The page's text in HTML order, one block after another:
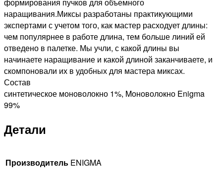
формирования пучков для объемного
наращивания.Миксы разработаны практикующими
экспертами с учетом того, как мастер расходует длины:
чем популярнее в работе длина, тем больше линий ей
отведено в палетке. Мы учли, с какой длины вы
начинаете наращивание и какой длиной заканчиваете, и
скомпоновали их в удобных для мастера миксах.
Состав
синтетическое моноволокно 1%, Mоноволокно Enigma
99%
Детали
Производитель ENIGMA